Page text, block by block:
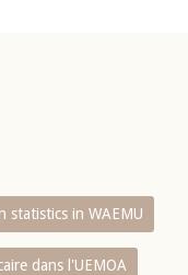
statistics in WAEMU
dans l'UEMOA